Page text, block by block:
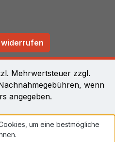
Mehrwertsteuer zzgl.
wenn
angegeben.
um eine bestmögliche